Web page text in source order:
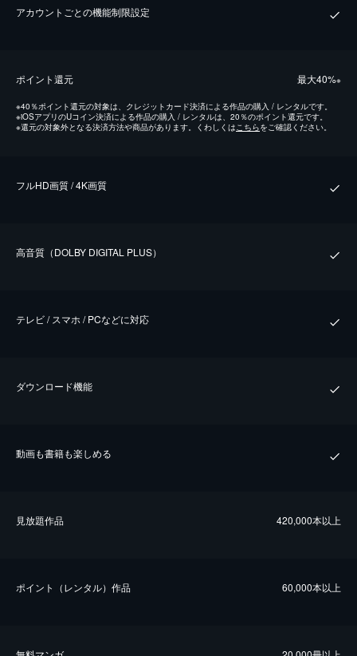
アカウントごとの機能制限設定
ポイント還元 最⼤40%※
※40％ポイント還元の対象は、クレジットカード決済による作品の購入 / レンタルです。
※iOSアプリのUコイン決済による作品の購入 / レンタルは、20％のポイント還元です。
※還元の対象外となる決済方法や商品があります。くわしくは こちらをご確認ください。
フルHD画質 / 4K画質
⾼⾳質（DOLBY DIGITAL PLUS）
テレビ / スマホ / PCなどに対応
ダウンロード機能
動画も書籍も楽しめる
⾒放題作品 420,000本以上
ポイント（レンタル）作品 60,000本以上